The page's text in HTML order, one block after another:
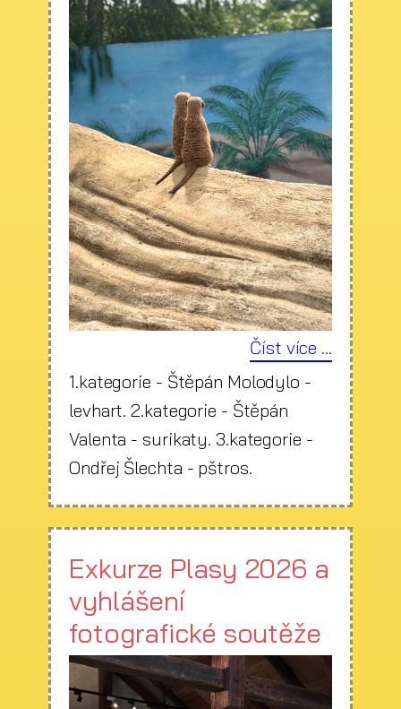
Číst více ...
1.kategorie - Štěpán Molodylo -
levhart. 2.kategorie - Štěpán
Valenta - surikaty. 3.kategorie -
Ondřej Šlechta - pštros.
Exkurze Plasy 2026 a
vyhlášení
fotografické soutěže